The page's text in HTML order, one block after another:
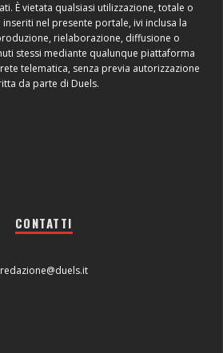
È vietata qualsiasi utilizzazione, totale o
nel presente portale, ivi inclusa la
rielaborazione, diffusione o
stessi mediante qualunque piattaforma
telematica, senza previa autorizzazione
da parte di Duels.
CONTATTI
redazione@duels.it